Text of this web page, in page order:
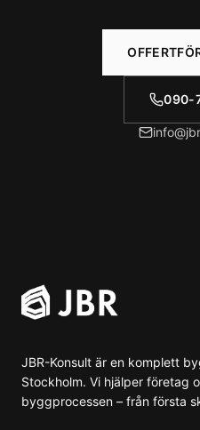
090-
JBR-Konsult är en komplett
Stockholm. Vi hjälper företag
byggprocessen – från första